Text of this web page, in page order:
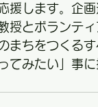
援します。企
授とボランテ
まちをつくる
てみたい」事